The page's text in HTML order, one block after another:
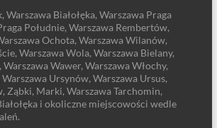
Warszawa Białołęka, Warszawa Praga
Południe, Warszawa Rembertów,
Ochota, Warszawa Wilanów,
Warszawa Wola, Warszawa Bielany,
Wawer, Warszawa Włochy,
Ursynów, Warszawa Ursus,
Ząbki, Marki, Warszawa Tarchomin,
i okoliczne miejscowości wedle